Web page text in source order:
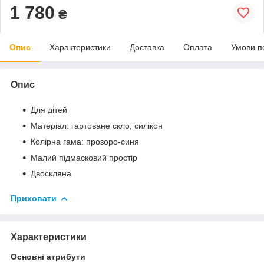
1 780 ₴
Опис Характеристики Доставка Оплата Умови
Опис
Для дітей
Матеріал: гартоване скло, силікон
Колірна гама: прозоро-синя
Малий підмасковий простір
Двоскляна
Приховати
Характеристики
Основні атрибути